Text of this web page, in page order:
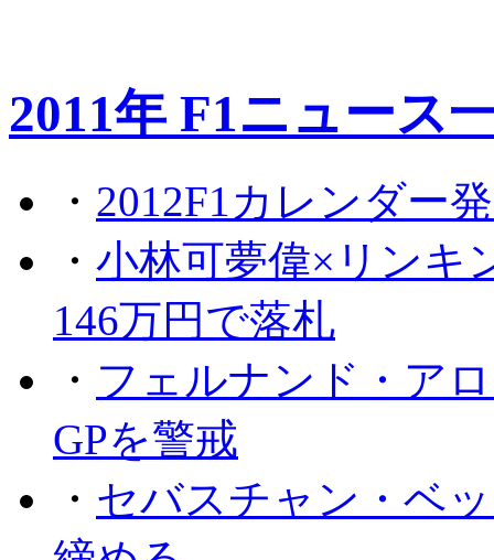
2011年 F1ニュース
・ 2012F1カレンダー
・ 小林可夢偉×リンキ
146万円で落札
・ フェルナンド・ア
GPを警戒
・ セバスチャン・ベ